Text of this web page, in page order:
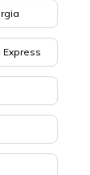
Express